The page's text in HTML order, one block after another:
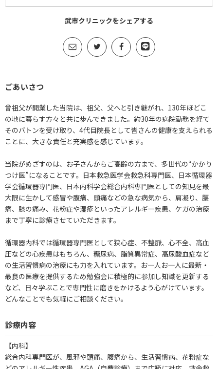
武市クリニックをシェアする
ごあいさつ
曾祖父が開業した当院は、祖父、父へと引き継がれ、130年ほどこ
の地に暮らす方々と共に歩んできました。約30年の病院勤務を経て
そのバトンを受け取り、4代目院長として皆さんの健康を支えられる
ことに、大きな責任と充実感を感じています。
当院がめざすのは、お子さんからご高齢の方まで、多世代の“かかり
つけ医”になることです。日本救急医学会救急科専門医、日本循環器
学会循環器専門医、日本内科学会総合内科専門医としての知見を最
大限に生かして感冒や腹痛、頭痛などの急な病気から、肩凝り、腰
痛、膝の痛み、花粉症や湿疹といったアレルギー疾患、ケガの治療
まで丁寧に診療させていただきます。
循環器内科では循環器専門医として狭心症、不整脈、心不全、高血
圧などの心疾患はもちろん、糖尿病、脂質異常症、高尿酸血症など
の生活習慣病の治療にも力を入れています。お一人お一人に最新・
最良の医療を提供するため勉強会に積極的に参加し知識を更新する
など、日々学ぶことで専門性に磨きをかけるよう心がけています。
どんなことでも気軽にご相談ください。
診療内容
【内科】
総合内科専門医が、風邪や頭痛、腹痛から、生活習慣病、花粉症な